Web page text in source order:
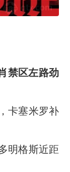
禁区左路劲
卡塞米罗补
明格斯近距